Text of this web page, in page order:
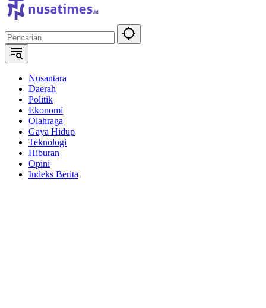
Nusantara
Daerah
Politik
Ekonomi
Olahraga
Gaya Hidup
Teknologi
Hiburan
Opini
Indeks Berita